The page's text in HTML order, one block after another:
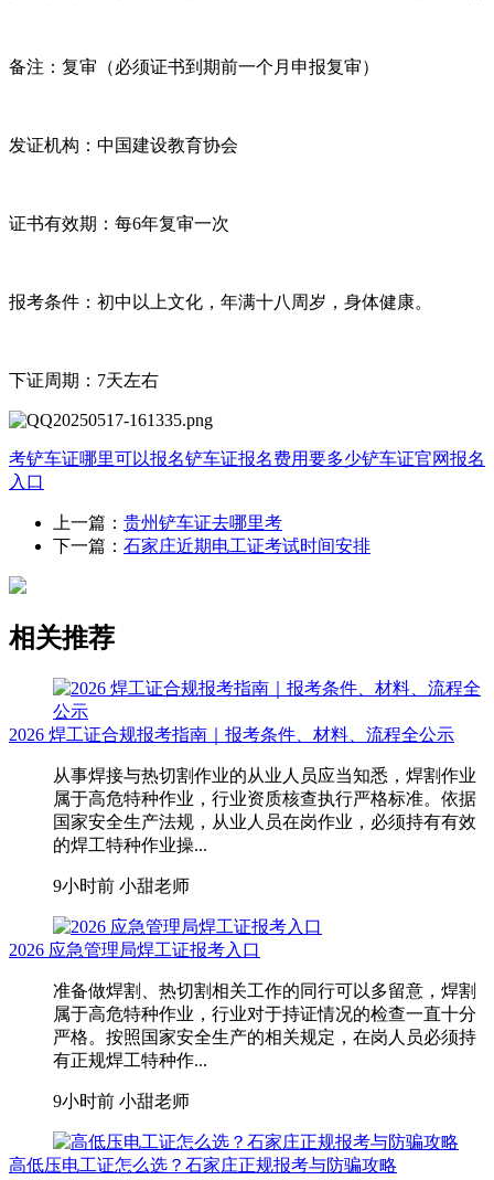
备注：复审（必须证书到期前一个月申报复审）
发证机构：中国建设教育协会
证书有效期：每6年复审一次
报考条件：初中以上文化，年满十八周岁，身体健康。
下证周期：7天左右
考铲车证哪里可以报名铲车证报名费用要多少铲车证官网报名
入口
上一篇： 贵州铲车证去哪里考
下一篇： 石家庄近期电工证考试时间安排
相关推荐
2026 焊工证合规报考指南｜报考条件、材料、流程全公示
从事焊接与热切割作业的从业人员应当知悉，焊割作业
属于高危特种作业，行业资质核查执行严格标准。依据
国家安全生产法规，从业人员在岗作业，必须持有有效
的焊工特种作业操...
9小时前 小甜老师
2026 应急管理局焊工证报考入口
准备做焊割、热切割相关工作的同行可以多留意，焊割
属于高危特种作业，行业对于持证情况的检查一直十分
严格。按照国家安全生产的相关规定，在岗人员必须持
有正规焊工特种作...
9小时前 小甜老师
高低压电工证怎么选？石家庄正规报考与防骗攻略